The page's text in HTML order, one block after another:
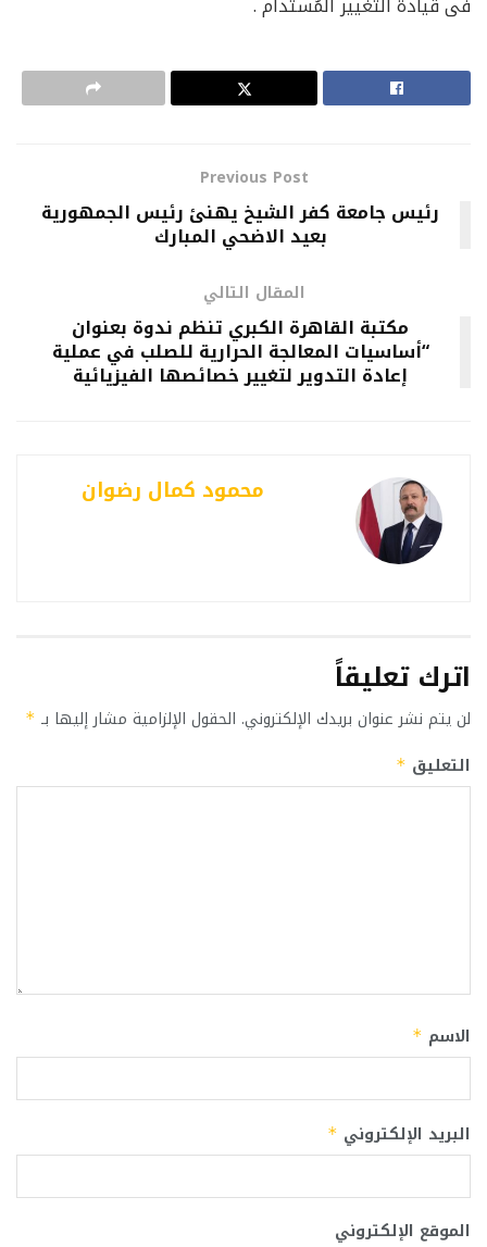
Previous Post
رئيس جامعة كفر الشيخ يهنئ رئيس الجمهورية
بعيد الاضحي المبارك
المقال التالي
مكتبة القاهرة الكبري تنظم ندوة بعنوان
“أساسيات المعالجة الحرارية للصلب في عملية
إعادة التدوير لتغيير خصائصها الفيزيائية
محمود كمال رضوان
اترك تعليقاً
لن يتم نشر عنوان بريدك الإلكتروني. الحقول الإلزامية مشار إليها بـ *
التعليق *
الاسم *
البريد الإلكتروني *
الموقع الإلكتروني